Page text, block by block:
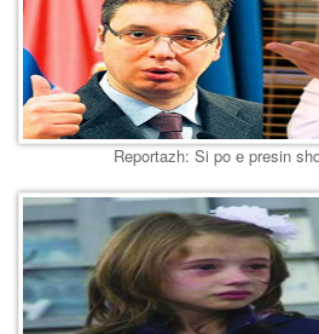
Reportazh: Si po e presin